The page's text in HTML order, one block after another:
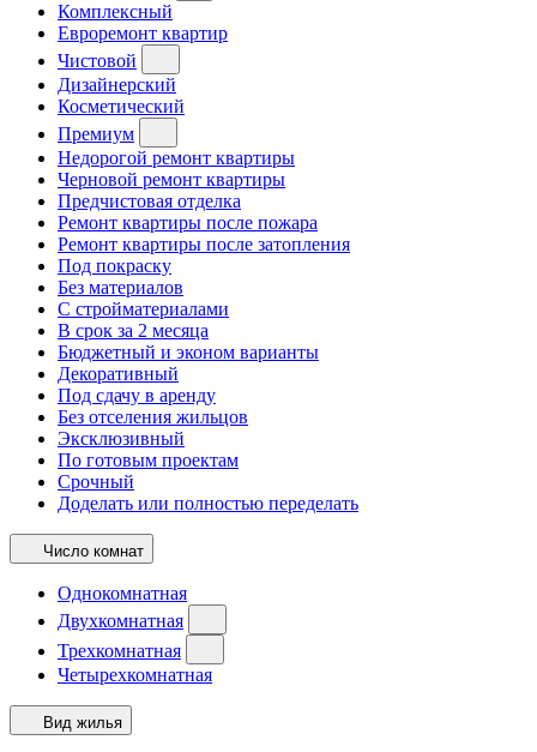
Комплексный
Евроремонт квартир
Чистовой
Дизайнерский
Косметический
Премиум
Недорогой ремонт квартиры
Черновой ремонт квартиры
Предчистовая отделка
Ремонт квартиры после пожара
Ремонт квартиры после затопления
Под покраску
Без материалов
С стройматериалами
В срок за 2 месяца
Бюджетный и эконом варианты
Декоративный
Под сдачу в аренду
Без отселения жильцов
Эксклюзивный
По готовым проектам
Срочный
Доделать или полностью переделать
Число комнат
Однокомнатная
Двухкомнатная
Трехкомнатная
Четырехкомнатная
Вид жилья